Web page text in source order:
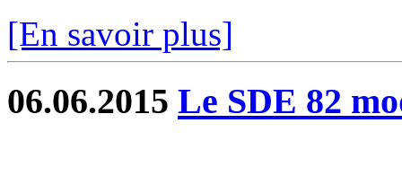
[En savoir plus]
06.06.2015 Le SDE 82